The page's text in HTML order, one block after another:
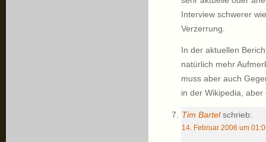
Interview schwerer
Verzerrung.
In der aktuellen
natürlich mehr
muss aber auch
in der Wikipedia,
Tim Bartelschrieb:
14. Februar 2006 um